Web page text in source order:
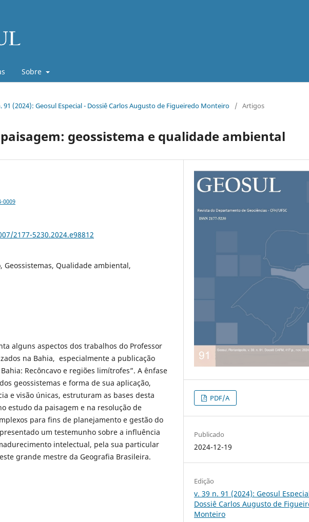
Sobre
91 (2024): Geosul Especial - Dossiê Carlos Augusto de Figueiredo Monteiro / Artigos
geossistema e qualidade ambiental
0009
2177-5230.2024.e98812
Geossistemas, Qualidade ambiental,
alguns aspectos dos trabalhos do Professor
na Bahia, especialmente a publicação
Recôncavo e regiões limítrofes”. A ênfase
geossistemas e forma de sua aplicação,
e visão únicas, estruturam as bases desta
estudo da paisagem e na resolução de
para fins de planejamento e gestão do
um testemunho sobre a influência
intelectual, pela sua particular
grande mestre da Geografia Brasileira.
PDF/A
Publicado
2024-12-19
Edição
v. 39 n. 91 (2024): Geosul
Dossiê Carlos Augusto de
Monteiro